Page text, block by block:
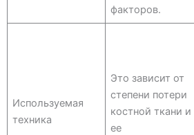
факторов.
Используемая
техника
Это зависит от
степени потери
костной ткани и
ее